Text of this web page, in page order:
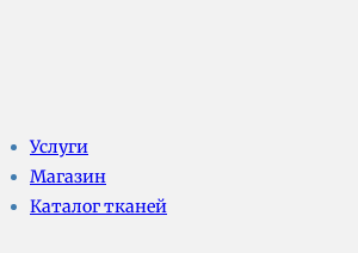
Услуги
Магазин
Каталог тканей